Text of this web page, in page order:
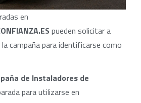
en
pueden solicitar a
campaña para identificarse como
de Instaladores de
para utilizarse en